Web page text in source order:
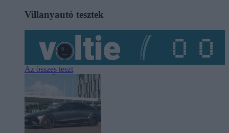
Villanyautó tesztek
Az összes teszt